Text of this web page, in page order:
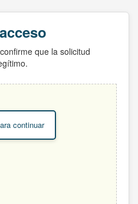
que la solicitud
continuar